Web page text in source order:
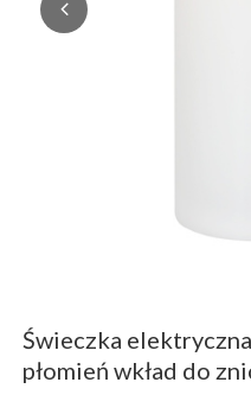
Świeczka
płomień wkład do